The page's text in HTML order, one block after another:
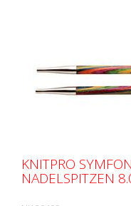
KNITPRO
NADELSPITZEN